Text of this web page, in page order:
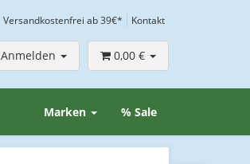
Versandkostenfrei ab 39€* Kontakt
Anmelden 0,00 €
% Sale
Marken